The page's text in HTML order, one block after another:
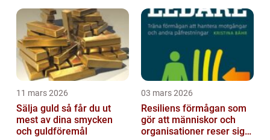
11 mars 2026
Sälja guld så får du ut
mest av dina smycken
och guldföremål
03 mars 2026
Resiliens förmågan som
gör att människor och
organisationer reser sig